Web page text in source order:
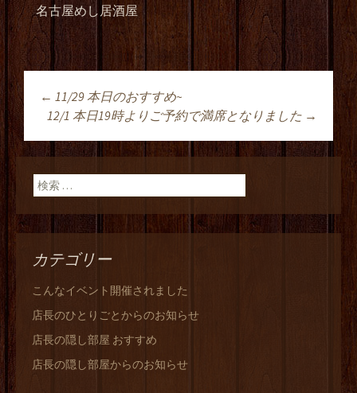
名古屋めし居酒屋
投稿ナビゲーショ
ン
← 11/29 本日のおすすめ~
12/1 本日19時よりご予約で満席となりました →
検索:
カテゴリー
こんなイベント開催されました
店長のひとりごとからのお知らせ
店長の隠し部屋 おすすめ
店長の隠し部屋からのお知らせ